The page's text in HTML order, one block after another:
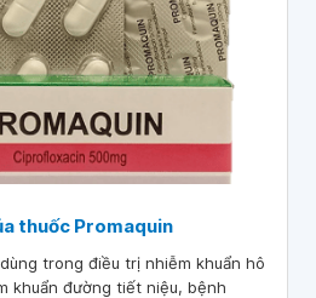
thuốc Promaquin
trong điều trị nhiễm khuẩn hô
khuẩn đường tiết niệu, bệnh